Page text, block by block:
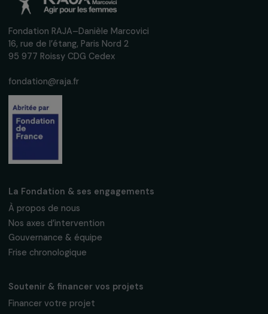
Inscrivez-vous à notre newsletter
mensuelle pour suivre nos appels à projets,
interviews, actions concrètes et
événements en faveur des droits des
Nous respectons vos données personnelles.
confidentialité
S'abonner